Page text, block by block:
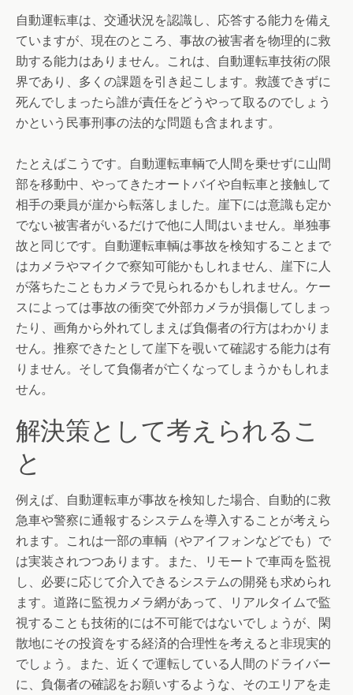
自動運転車は、交通状況を認識し、応答する能力を備え
ていますが、現在のところ、事故の被害者を物理的に救
助する能力はありません。これは、自動運転車技術の限
界であり、多くの課題を引き起こします。救護できずに
死んでしまったら誰が責任をどうやって取るのでしょう
かという民事刑事の法的な問題も含まれます。
たとえばこうです。自動運転車輌で人間を乗せずに山間
部を移動中、やってきたオートバイや自転車と接触して
相手の乗員が崖から転落しました。崖下には意識も定か
でない被害者がいるだけで他に人間はいません。単独事
故と同じです。自動運転車輌は事故を検知することまで
はカメラやマイクで察知可能かもしれません、崖下に人
が落ちたこともカメラで見られるかもしれません。ケー
スによっては事故の衝突で外部カメラが損傷してしまっ
たり、画角から外れてしまえば負傷者の行方はわかりま
せん。推察できたとして崖下を覗いて確認する能力は有
りません。そして負傷者が亡くなってしまうかもしれま
せん。
解決策として考えられるこ
と
例えば、自動運転車が事故を検知した場合、自動的に救
急車や警察に通報するシステムを導入することが考えら
れます。これは一部の車輌（やアイフォンなどでも）で
は実装されつつあります。また、リモートで車両を監視
し、必要に応じて介入できるシステムの開発も求められ
ます。道路に監視カメラ網があって、リアルタイムで監
視することも技術的には不可能ではないでしょうが、閑
散地にその投資をする経済的合理性を考えると非現実的
でしょう。また、近くで運転している人間のドライバー
に、負傷者の確認をお願いするような、そのエリアを走